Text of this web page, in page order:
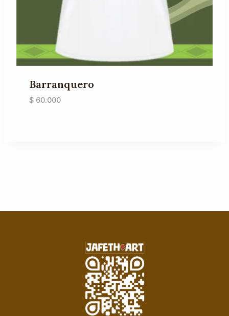
Barranquero
$60.000